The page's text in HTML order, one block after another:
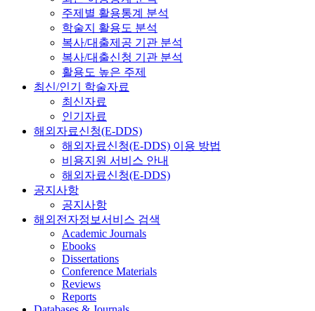
주제별 활용통계 분석
학술지 활용도 분석
복사/대출제공 기관 분석
복사/대출신청 기관 분석
활용도 높은 주제
최신/인기 학술자료
최신자료
인기자료
해외자료신청(E-DDS)
해외자료신청(E-DDS) 이용 방법
비용지원 서비스 안내
해외자료신청(E-DDS)
공지사항
공지사항
해외전자정보서비스 검색
Academic Journals
Ebooks
Dissertations
Conference Materials
Reviews
Reports